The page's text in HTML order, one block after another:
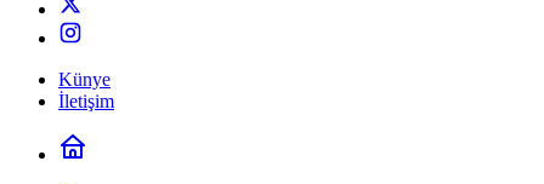
Künye
İletişim